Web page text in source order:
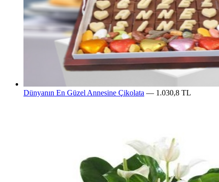
Dünyanın En Güzel Annesine Çikolata — 1.030,8 TL